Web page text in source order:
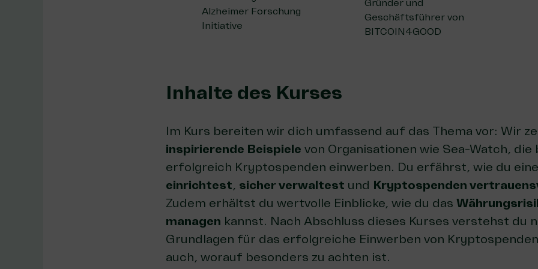
Alzheimer Forschung
Initiative
Gründer und
Geschäftsführer von
BITCOIN4GOOD
Inhalte des Kurses
Im Kurs bereiten wir dich umfassend auf das Thema vor: Wir
inspirierende Beispiele von Organisationen wie Sea-Watch,
erfolgreich Kryptospenden einwerben. Du erfährst, wie du
einrichtest, sicher verwaltest und Kryptospenden
Zudem erhältst du wertvolle Einblicke, wie du das
managen kannst. Nach Abschluss dieses Kurses verstehst du
Grundlagen für das erfolgreiche Einwerben von
auch, worauf besonders zu achten ist.